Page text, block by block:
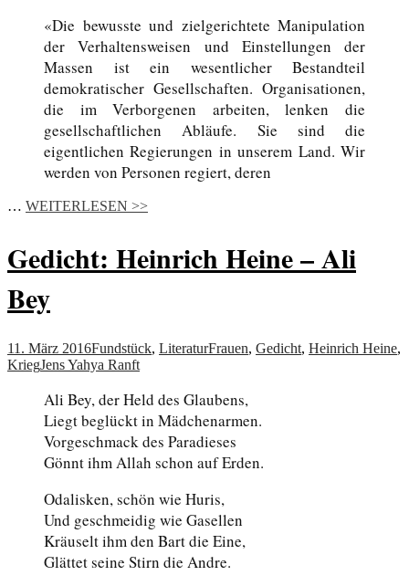
«Die bewusste und zielgerichtete Manipulation
der Verhaltensweisen und Einstellungen der
Massen ist ein wesentlicher Bestandteil
demokratischer Gesellschaften. Organisationen,
die im Verborgenen arbeiten, lenken die
gesellschaftlichen Abläufe. Sie sind die
eigentlichen Regierungen in unserem Land. Wir
werden von Personen regiert, deren
… WEITERLESEN >>
Gedicht: Heinrich Heine – Ali
Bey
11. März 2016Fundstück, LiteraturFrauen, Gedicht, Heinrich Heine,
KriegJens Yahya Ranft
Ali Bey, der Held des Glaubens,
Liegt beglückt in Mädchenarmen.
Vorgeschmack des Paradieses
Gönnt ihm Allah schon auf Erden.
Odalisken, schön wie Huris,
Und geschmeidig wie Gasellen
Kräuselt ihm den Bart die Eine,
Glättet seine Stirn die Andre.